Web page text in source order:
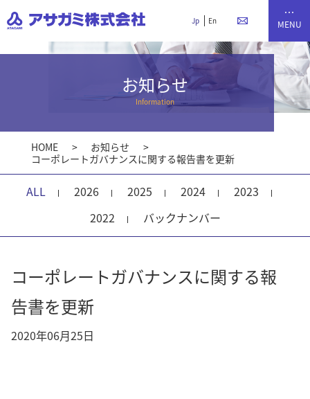
Jp En
お知らせ
Information
HOME
お知らせ
コーポレートガバナンスに関する報告書を更新
ALL 2026 2025 2024
2023
2022
バックナンバー
コーポレートガバナンスに関する報
告書を更新
2020年06月25日